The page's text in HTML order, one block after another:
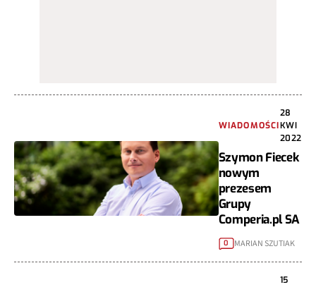
WIADOMOŚCI
28
KWI
2022
Szymon Fiecek
nowym
prezesem
Grupy
Comperia.pl SA
0 MARIAN SZUTIAK
15